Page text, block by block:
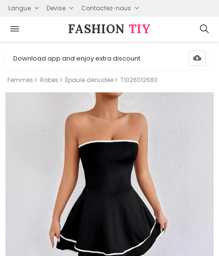
Langue Devise Contactez-nous
FASHION⁠ TIY
Download app and enjoy extra discount
Femmes Robes Épaule dénudée T1026012683